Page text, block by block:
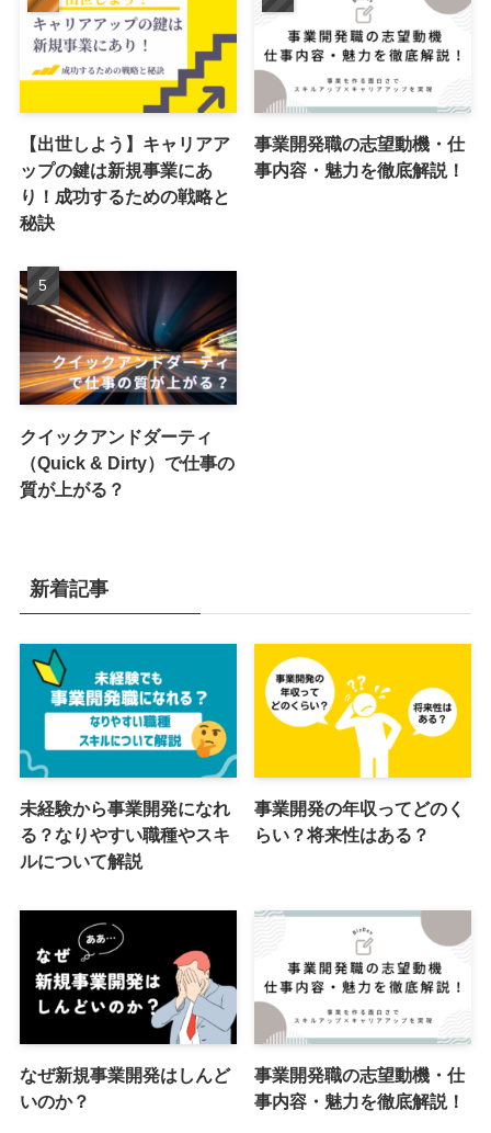
【出世しよう】キャリアア
ップの鍵は新規事業にあ
り！成功するための戦略と
秘訣
事業開発職の志望動機・仕
事内容・魅力を徹底解説！
クイックアンドダーティ
（Quick & Dirty）で仕事の
質が上がる？
新着記事
未経験から事業開発になれ
る？なりやすい職種やスキ
ルについて解説
事業開発の年収ってどのく
らい？将来性はある？
なぜ新規事業開発はしんど
いのか？
事業開発職の志望動機・仕
事内容・魅力を徹底解説！